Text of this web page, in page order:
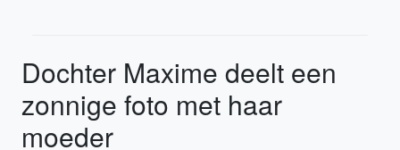
Dochter Maxime deelt een
zonnige foto met haar
moeder